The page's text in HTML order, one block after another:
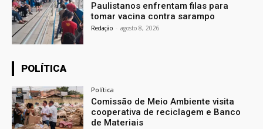
Paulistanos enfrentam filas para
tomar vacina contra sarampo
Redação - agosto 8, 2026
POLÍTICA
Política
Comissão de Meio Ambiente visita
cooperativa de reciclagem e Banco
de Materiais